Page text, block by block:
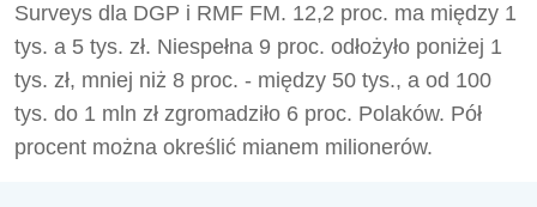
Surveys dla DGP i RMF FM. 12,2 proc. ma między 1
tys. a 5 tys. zł. Niespełna 9 proc. odłożyło poniżej 1
tys. zł, mniej niż 8 proc. - między 50 tys., a od 100
tys. do 1 mln zł zgromadziło 6 proc. Polaków. Pół
procent można określić mianem milionerów.